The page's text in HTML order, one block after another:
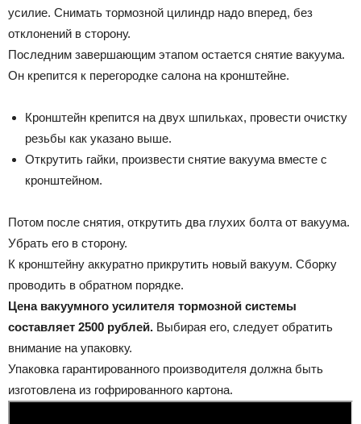
усилие. Снимать тормозной цилиндр надо вперед, без
отклонений в сторону.
Последним завершающим этапом остается снятие вакуума.
Он крепится к перегородке салона на кронштейне.
Кронштейн крепится на двух шпильках, провести очистку
резьбы как указано выше.
Открутить гайки, произвести снятие вакуума вместе с
кронштейном.
Потом после снятия, открутить два глухих болта от вакуума.
Убрать его в сторону.
К кронштейну аккуратно прикрутить новый вакуум. Сборку
проводить в обратном порядке.
Цена вакуумного усилителя тормозной системы
составляет 2500 рублей. Выбирая его, следует обратить
внимание на упаковку.
Упаковка гарантированного производителя должна быть
изготовлена из гофрированного картона.